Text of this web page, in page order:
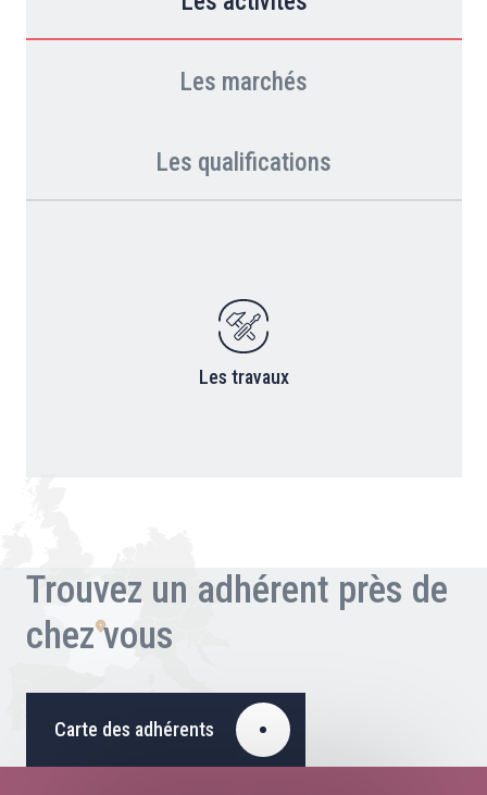
Les marchés
Les qualifications
Les travaux
Trouvez un adhérent près de
chez vous
Carte des adhérents